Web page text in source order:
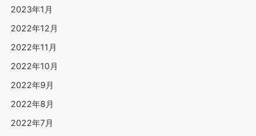
2023年1月
2022年12月
2022年11月
2022年10月
2022年9月
2022年8月
2022年7月